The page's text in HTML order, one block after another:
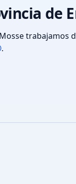
de
trabajamos
.